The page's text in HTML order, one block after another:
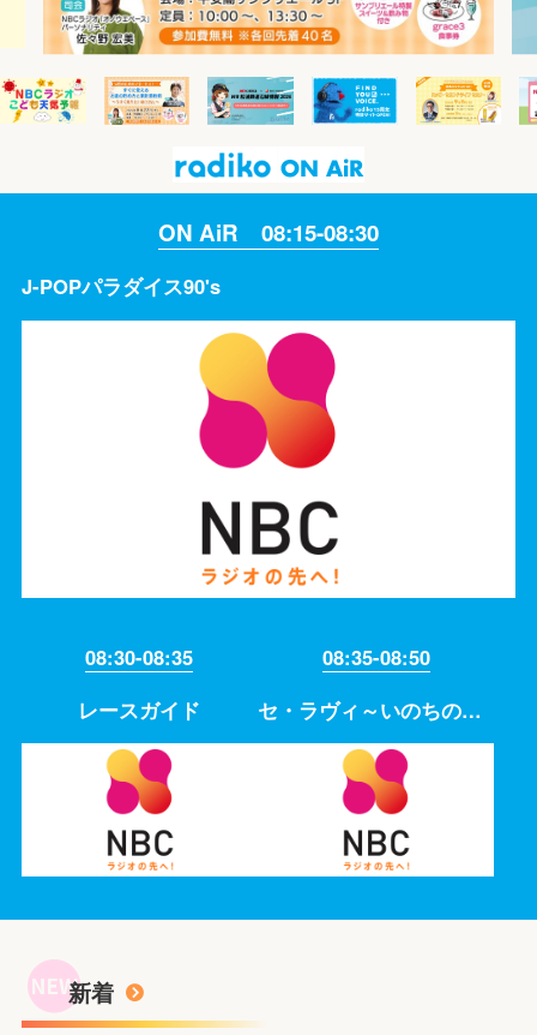
ON AiR 08:15-08:30
J-POPパラダイス90's
08:30-08:35
レースガイド
08:35-08:50
セ・ラヴィ～いのちの声を伝えたい～
新着